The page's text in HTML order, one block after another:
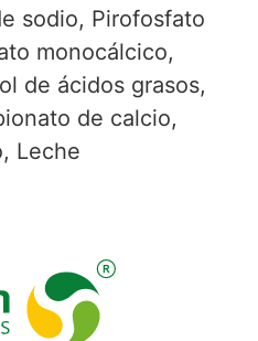
sodio, Pirofosfato
monocálcico,
de ácidos grasos,
de calcio,
Leche